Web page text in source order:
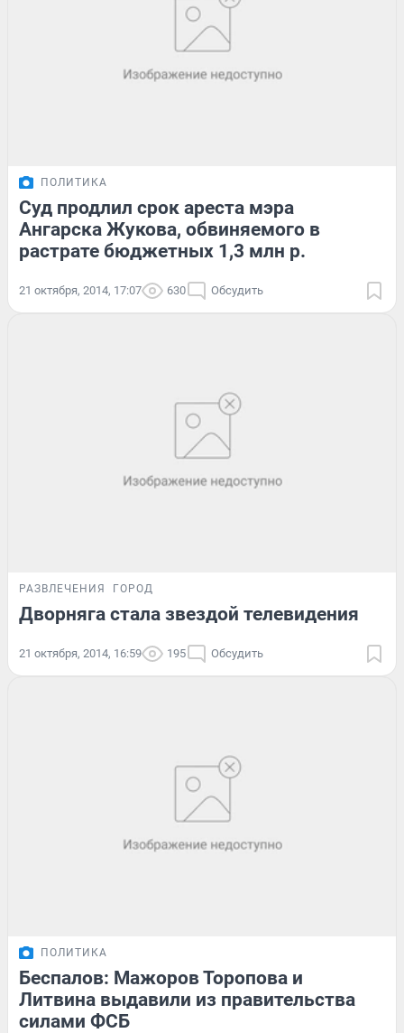
ПОЛИТИКА
Суд продлил срок ареста мэра
Ангарска Жукова, обвиняемого в
растрате бюджетных 1,3 млн р.
21 октября, 2014, 17:07 630 Обсудить
РАЗВЛЕЧЕНИЯ ГОРОД
Дворняга стала звездой телевидения
21 октября, 2014, 16:59 195 Обсудить
ПОЛИТИКА
Беспалов: Мажоров Торопова и
Литвина выдавили из правительства
силами ФСБ